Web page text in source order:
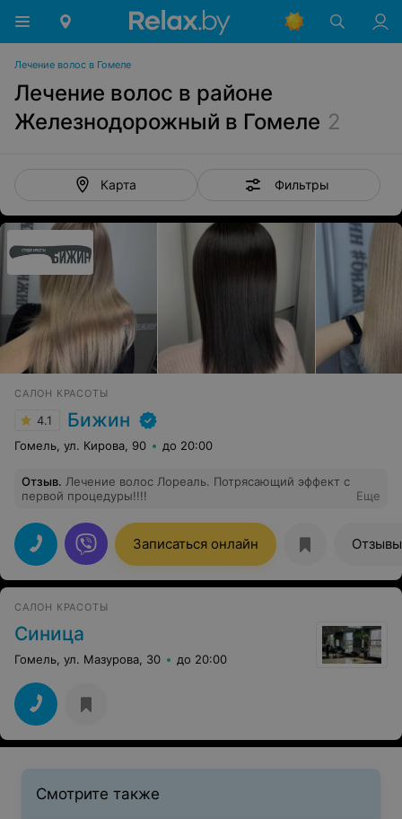
Лечение волос в Гомеле
Лечение волос в районе
Железнодорожный в Гомеле 2
Карта Фильтры
САЛОН КРАСОТЫ
4.1 Бижин
Гомель, ул. Кирова, 90 до 20:00
Отзыв. Лечение волос Лореаль. Потрясающий эффект с
первой процедуры!!!!
Еще
Записаться онлайн Отзывы
САЛОН КРАСОТЫ
Синица
Гомель, ул. Мазурова, 30 до 20:00
Смотрите также